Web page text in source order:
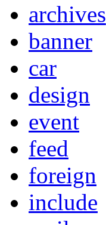
archives
banner
car
design
event
feed
foreign
include